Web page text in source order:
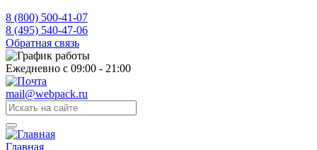
8 (800) 500-41-07
8 (495) 540-47-06
Обратная связь
Ежедневно с 09:00 - 21:00
mail@webpack.ru
Главная